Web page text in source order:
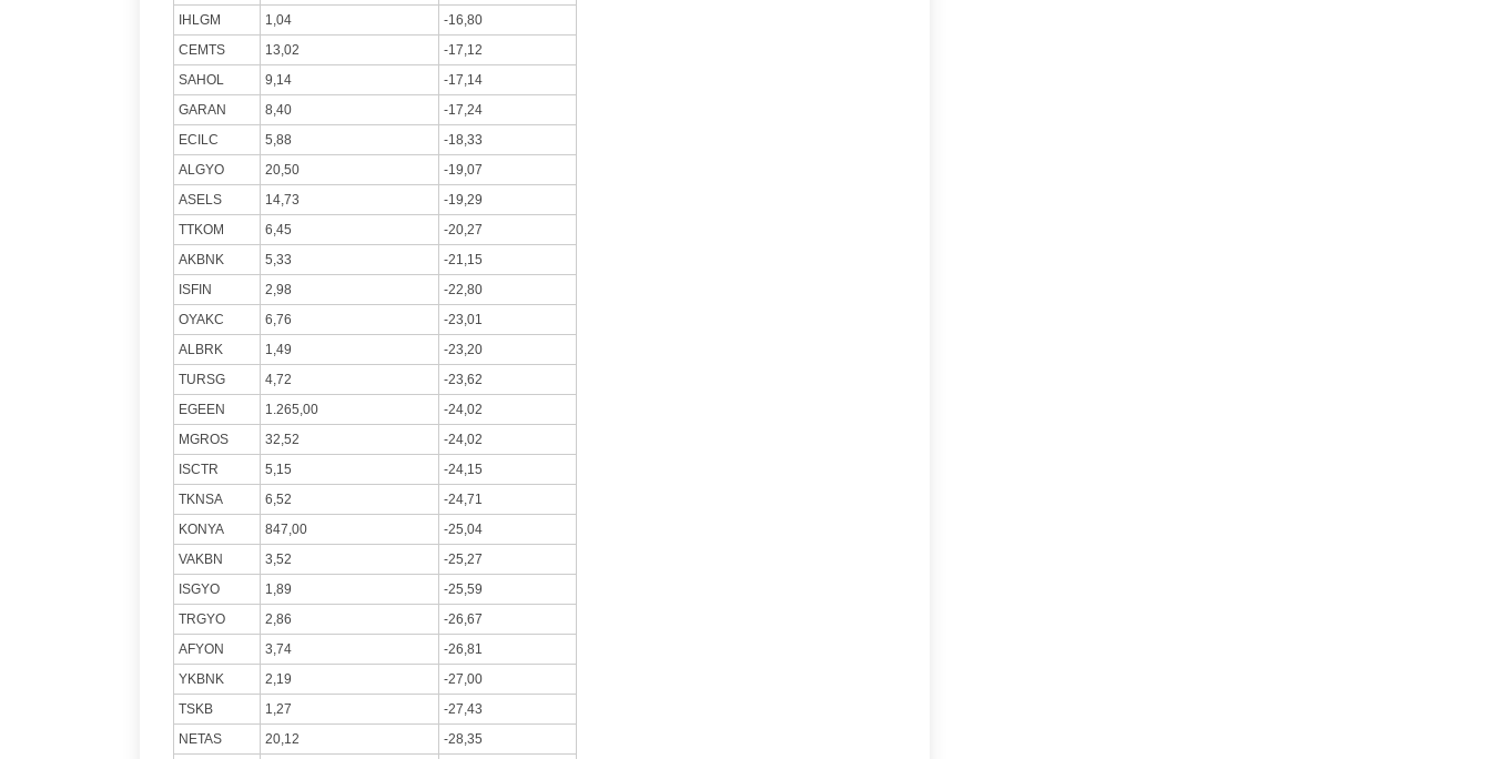
IHLGM
1,04
-16,80
CEMTS
13,02
-17,12
SAHOL
9,14
-17,14
GARAN
8,40
-17,24
ECILC
5,88
-18,33
ALGYO
20,50
-19,07
ASELS
14,73
-19,29
TTKOM
6,45
-20,27
AKBNK
5,33
-21,15
ISFIN
2,98
-22,80
OYAKC
6,76
-23,01
ALBRK
1,49
-23,20
TURSG
4,72
-23,62
EGEEN
1.265,00
-24,02
MGROS
32,52
-24,02
ISCTR
5,15
-24,15
TKNSA
6,52
-24,71
KONYA
847,00
-25,04
VAKBN
3,52
-25,27
ISGYO
1,89
-25,59
TRGYO
2,86
-26,67
AFYON
3,74
-26,81
YKBNK
2,19
-27,00
TSKB
1,27
-27,43
NETAS
20,12 -28,35